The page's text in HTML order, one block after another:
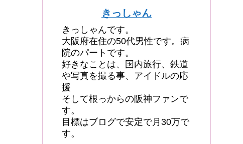
きっしゃん
きっしゃんです。
大阪府在住の50代男性です。病
院のパートです。
好きなことは、国内旅行、鉄道
や写真を撮る事、アイドルの応
援
そして根っからの阪神ファンで
す。
目標はブログで安定で月30万で
す。